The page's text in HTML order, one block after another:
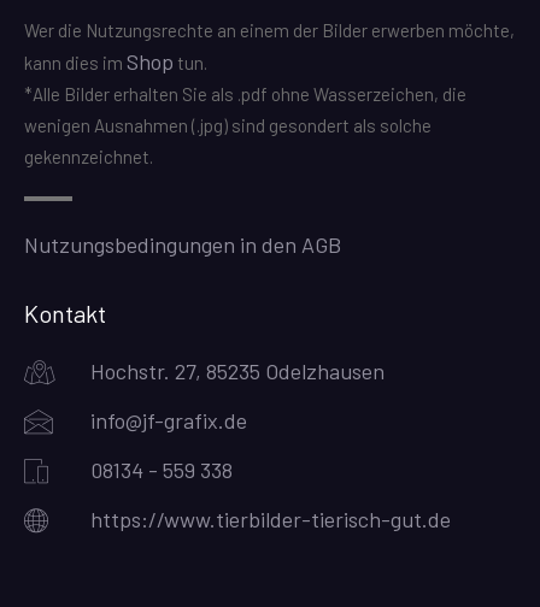
Wer die Nutzungsrechte an einem der Bilder erwerben möchte,
kann dies im Shop tun.
*Alle Bilder erhalten Sie als .pdf ohne Wasserzeichen, die
wenigen Ausnahmen (.jpg) sind gesondert als solche
gekennzeichnet.
Nutzungsbedingungen in den AGB
Kontakt
Hochstr. 27, 85235 Odelzhausen
info@jf-grafix.de
08134 - 559 338
https://www.tierbilder-tierisch-gut.de